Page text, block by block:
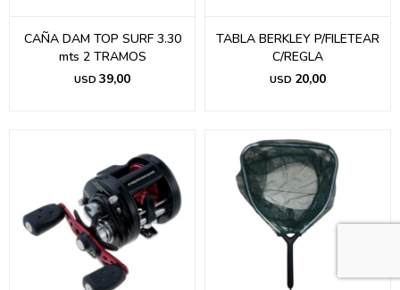
CAÑA DAM TOP SURF 3.30
mts 2 TRAMOS
USD 39,00
TABLA BERKLEY P/FILETEAR
C/REGLA
USD 20,00